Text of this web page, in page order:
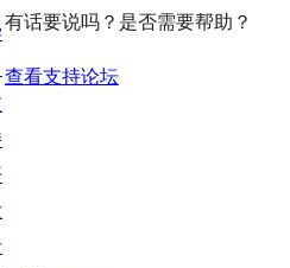
价
有话要说吗？是否需要帮助？
查看支持论坛